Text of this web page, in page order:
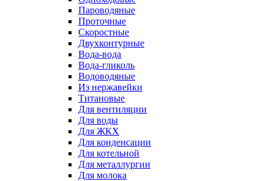
Пароводяные
Проточные
Скоростные
Двухконтурные
Вода-вода
Вода-гликоль
Водоводяные
Из нержавейки
Титановые
Для вентиляции
Для воды
Для ЖКХ
Для конденсации
Для котельной
Для металлургии
Для молока